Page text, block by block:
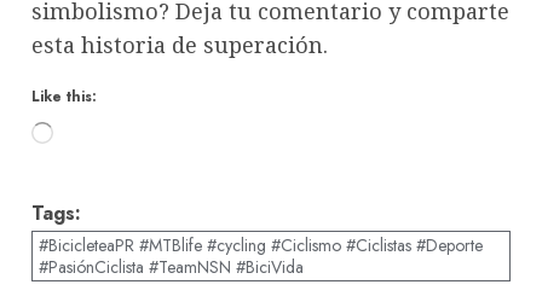
simbolismo? Deja tu comentario y comparte
esta historia de superación.
Like this:
Loading…
Tags:
#BicicleteaPR #MTBlife #cycling #Ciclismo #Ciclistas #Deporte
#PasiónCiclista #TeamNSN #BiciVida